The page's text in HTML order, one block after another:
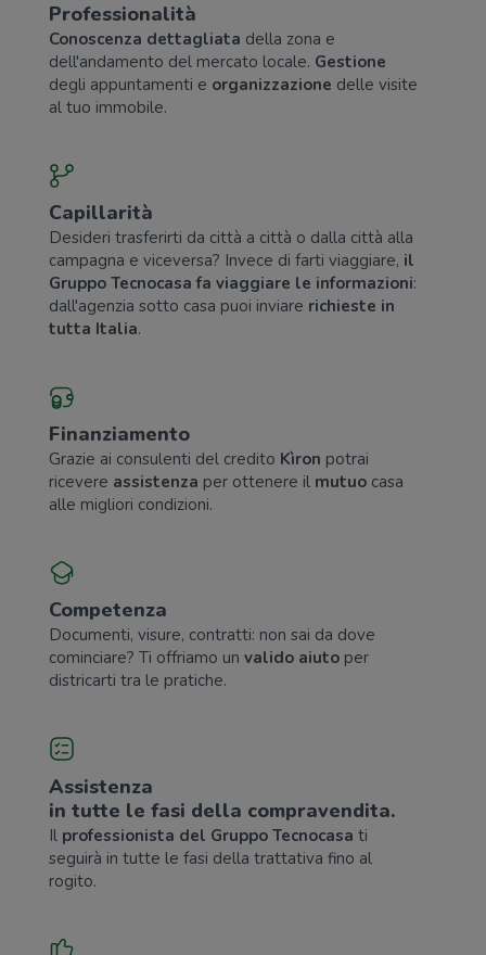
Professionalità
Conoscenza dettagliata della zona e
dell'andamento del mercato locale. Gestione
degli appuntamenti e organizzazione delle visite
al tuo immobile.
Capillarità
Desideri trasferirti da città a città o dalla città alla
campagna e viceversa? Invece di farti viaggiare, il
Gruppo Tecnocasa fa viaggiare le informazioni:
dall'agenzia sotto casa puoi inviare richieste in
tutta Italia.
Finanziamento
Grazie ai consulenti del credito Kìron potrai
ricevere assistenza per ottenere il mutuo casa
alle migliori condizioni.
Competenza
Documenti, visure, contratti: non sai da dove
cominciare? Ti offriamo un valido aiuto per
districarti tra le pratiche.
Assistenza
in tutte le fasi della compravendita.
Il professionista del Gruppo Tecnocasa ti
seguirà in tutte le fasi della trattativa fino al
rogito.